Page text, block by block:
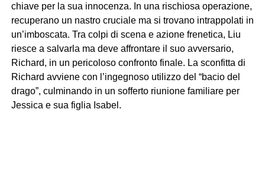
chiave per la sua innocenza. In una rischiosa operazione,
recuperano un nastro cruciale ma si trovano intrappolati in
un’imboscata. Tra colpi di scena e azione frenetica, Liu
riesce a salvarla ma deve affrontare il suo avversario,
Richard, in un pericoloso confronto finale. La sconfitta di
Richard avviene con l’ingegnoso utilizzo del “bacio del
drago”, culminando in un sofferto riunione familiare per
Jessica e sua figlia Isabel.